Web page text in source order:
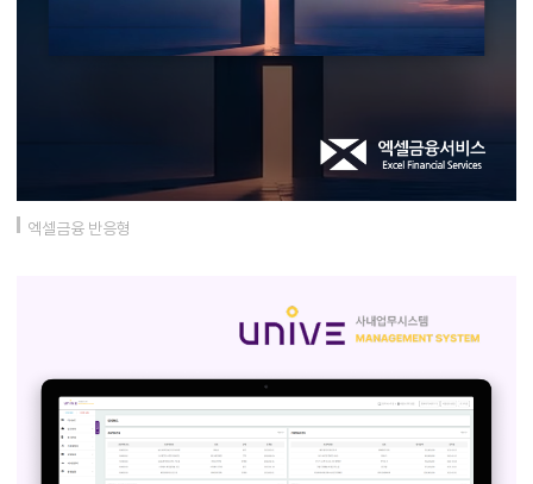
엑셀금융 반응형